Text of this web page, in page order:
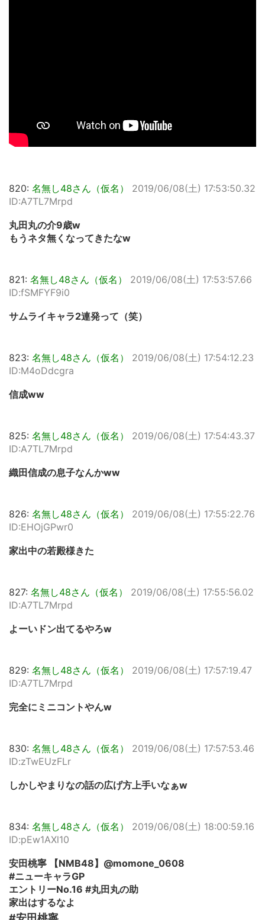
820: 名無し48さん（仮名）
2019/06/08(土) 17:53:50.32
ID:A7TL7Mrpd
丸田丸の介9歳w
もうネタ無くなってきたなw
821: 名無し48さん（仮名）
2019/06/08(土) 17:53:57.66
ID:fSMFYF9i0
サムライキャラ2連発って（笑）
823: 名無し48さん（仮名）
2019/06/08(土) 17:54:12.23
ID:M4oDdcgra
信成ww
825: 名無し48さん（仮名）
2019/06/08(土) 17:54:43.37
ID:A7TL7Mrpd
織田信成の息子なんかww
826: 名無し48さん（仮名）
2019/06/08(土) 17:55:22.76
ID:EHOjGPwr0
家出中の若殿様きた
827: 名無し48さん（仮名）
2019/06/08(土) 17:55:56.02
ID:A7TL7Mrpd
よーいドン出てるやろw
829: 名無し48さん（仮名）
2019/06/08(土) 17:57:19.47
ID:A7TL7Mrpd
完全にミニコントやんw
830: 名無し48さん（仮名）
2019/06/08(土) 17:57:53.46
ID:zTwEUzFLr
しかしやまりなの話の広げ方上手いなぁw
834: 名無し48さん（仮名）
2019/06/08(土) 18:00:59.16
ID:pEw1AXl10
安田桃寧 【NMB48】@momone_0608
#ニューキャラGP
エントリーNo.16 #丸田丸の助
家出はするなよ